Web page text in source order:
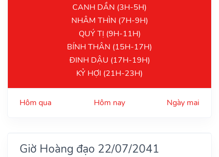
CANH DẦN (3H-5H)
NHÂM THÌN (7H-9H)
QUÝ TỊ (9H-11H)
BÍNH THÂN (15H-17H)
ĐINH DẬU (17H-19H)
KỶ HỢI (21H-23H)
Hôm qua Hôm nay Ngày mai
Giờ Hoàng đạo 22/07/2041